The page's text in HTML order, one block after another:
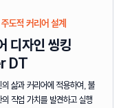
도적 커리어 설계
디자인 씽킹
DT
삶과 커리어에 적용하여, 불
직업 가치를 발견하고 실행